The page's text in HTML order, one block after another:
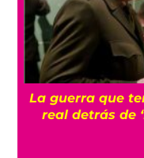
La guerra que
real detrás de